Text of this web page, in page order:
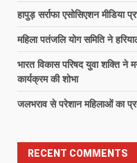
हापुड़ सर्राफा एसोसिएशन मीडिया
महिला पतंजलि योग समिति ने
भारत विकास परिषद युवा शक्ति ने
कार्यक्रम की शोभा
जलभराव से परेशान महिलाओं का
RECENT COMMENTS